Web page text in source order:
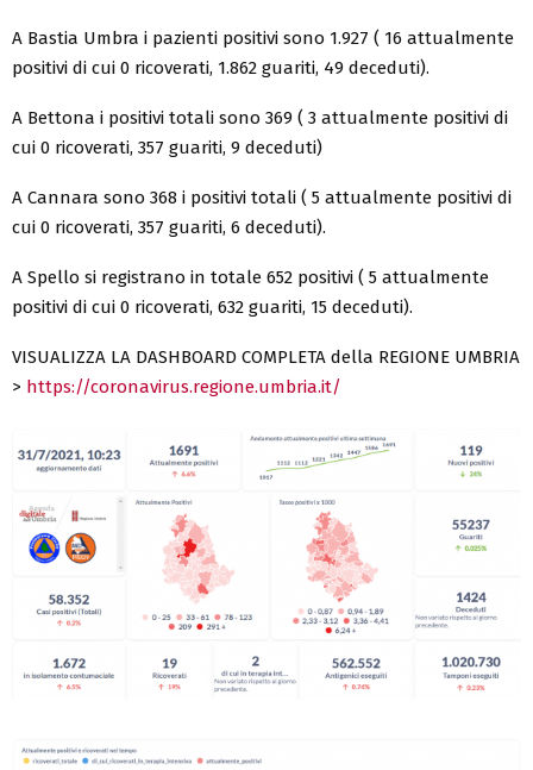
A Bastia Umbra i pazienti positivi sono 1.927 ( 16 attualmente
positivi di cui 0 ricoverati, 1.862 guariti, 49 deceduti).
A Bettona i positivi totali sono 369 ( 3 attualmente positivi di
cui 0 ricoverati, 357 guariti, 9 deceduti)
A Cannara sono 368 i positivi totali ( 5 attualmente positivi di
cui 0 ricoverati, 357 guariti, 6 deceduti).
A Spello si registrano in totale 652 positivi ( 5 attualmente
positivi di cui 0 ricoverati, 632 guariti, 15 deceduti).
VISUALIZZA LA DASHBOARD COMPLETA della REGIONE UMBRIA
> https://coronavirus.regione.umbria.it/